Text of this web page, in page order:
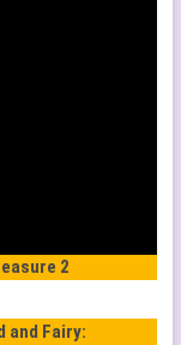
2
and Fairy: